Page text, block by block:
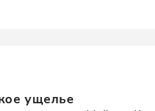
ущелье